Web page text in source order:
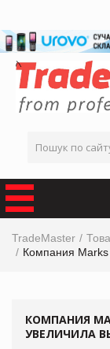
TradeMaster
Компания Marks
КОМПАНИЯ
УВЕЛИЧИЛА